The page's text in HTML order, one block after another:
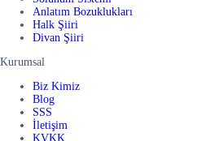
Anlatım Bozuklukları
Halk Şiiri
Divan Şiiri
Kurumsal
Biz Kimiz
Blog
SSS
İletişim
KVKK